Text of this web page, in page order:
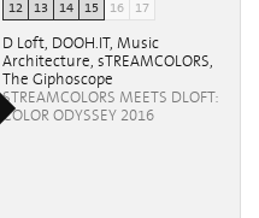
12 13 14 15 16 17
D Loft, DOOH.IT, Music
Architecture, sTREAMCOLORS,
The Giphoscope
STREAMCOLORS MEETS DLOFT:
COLOR ODYSSEY 2016